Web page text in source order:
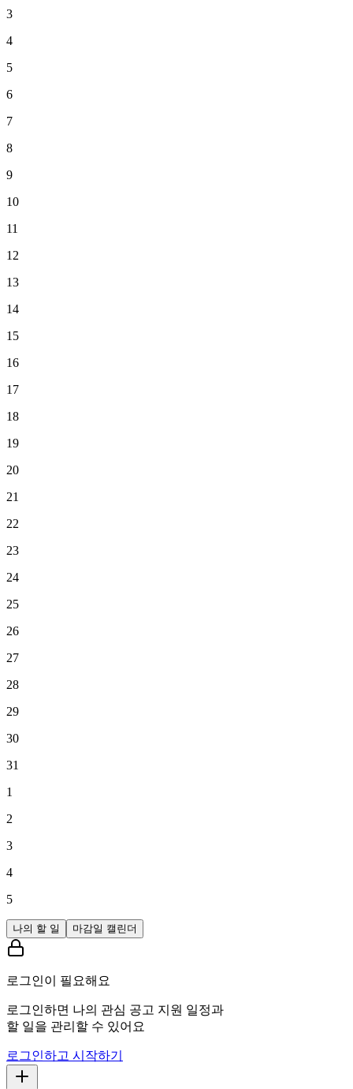
3
4
5
6
7
8
9
10
11
12
13
14
15
16
17
18
19
20
21
22
23
24
25
26
27
28
29
30
31
1
2
3
4
5
나의 할 일 마감일 캘린더
로그인이 필요해요
로그인하면 나의 관심 공고 지원 일정과
할 일을 관리할 수 있어요
로그인하고 시작하기